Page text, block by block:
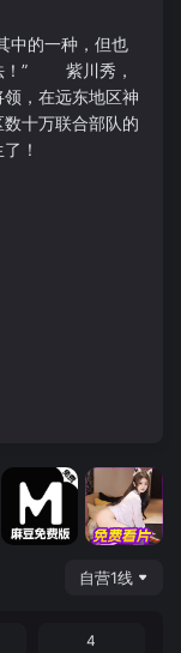
中的一种，但也
！” 紫川秀，
，在远东地区神
十万联合部队的
！
自营1线
4